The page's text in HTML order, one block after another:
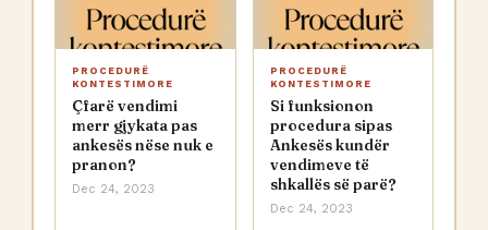
PROCEDURË
KONTESTIMORE
Çfarë vendimi
merr gjykata pas
ankesës nëse nuk e
pranon?
Dec 24, 2023
PROCEDURË
KONTESTIMORE
Si funksionon
procedura sipas
Ankesës kundër
vendimeve të
shkallës së parë?
Dec 24, 2023